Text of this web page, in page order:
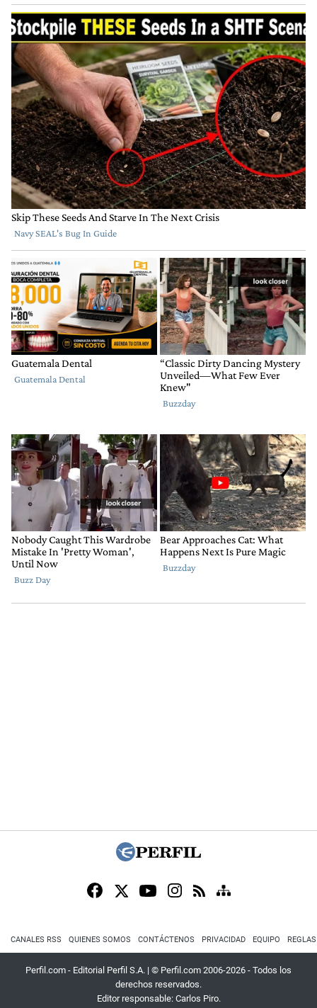
CANALES RSS QUIENES SOMOS CONTÁCTENOS PRIVACIDAD EQUIPO
Perfil.com - Editorial Perfil S.A. | © Perfil.com 2006-2026 - Todos los
derechos reservados.
Editor responsable: Carlos Piro.